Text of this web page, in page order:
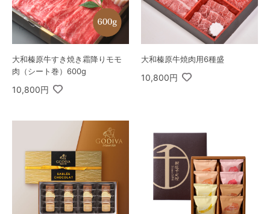
大和榛原牛すき焼き霜降りモモ
肉（シート巻）600g
10,800円
大和榛原牛焼肉用6種盛
10,800円